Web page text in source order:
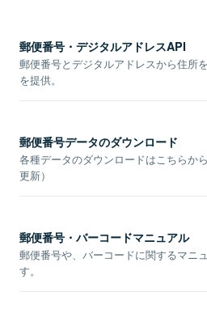
郵便番号・デジタルアドレスAPI
郵便番号とデジタルアドレスから住所
を提供。
郵便番号データのダウンロード
各種データのダウンロードはこちらか
更新）
郵便番号・バーコードマニュアル
郵便番号や、バーコードに関するマニ
す。